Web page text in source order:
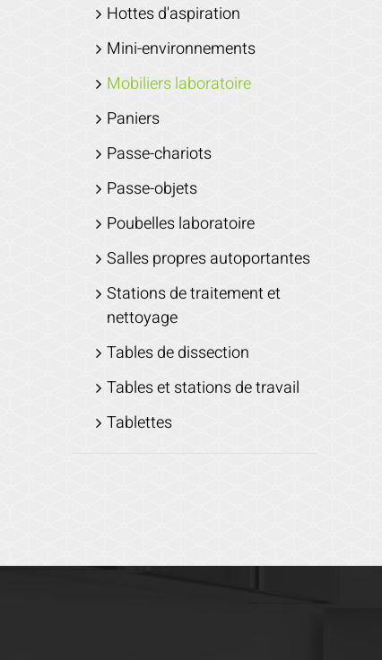
Hottes d'aspiration
Mini-environnements
Mobiliers laboratoire
Paniers
Passe-chariots
Passe-objets
Poubelles laboratoire
Salles propres autoportantes
Stations de traitement et
nettoyage
Tables de dissection
Tables et stations de travail
Tablettes